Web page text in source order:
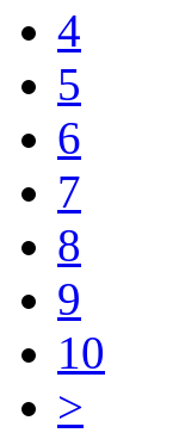
4
5
6
7
8
9
10
>